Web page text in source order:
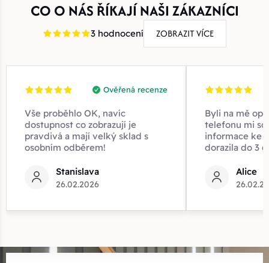
CO O NÁS ŘÍKAJÍ NAŠI ZÁKAZNÍCI
3 hodnocení ZOBRAZIT VÍCE
Ověřená recenze
Vše proběhlo OK, navíc
dostupnost co zobrazují je
pravdivá a mají velký sklad s
osobním odběrem!
Stanislava
26.02.2026
Byli na mě
telefonu mi
informace ke
dorazila do 3
Alice